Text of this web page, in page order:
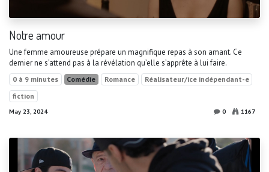
Notre amour
Une femme amoureuse prépare un magnifique repas à son amant. Ce
dernier ne s’attend pas à la révélation qu’elle s’apprête à lui faire.
0 à 9 minutes Comédie Romance
Réalisateur/ice indépendant-e
fiction
May 23, 2024 0 1167